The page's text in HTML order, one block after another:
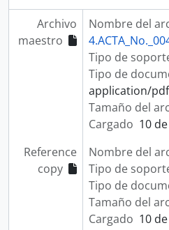
Archivo
maestro
Nombre del
Tipo de
Tipo de
application/pdf
Tamaño del
Cargado 10
Reference
copy
Nombre del
Tipo de
Tipo de
Tamaño del
Cargado 10